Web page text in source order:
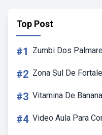
Top Post
#1 Zumbi Dos
#2 Zona Sul De
#3 Vitamina De
#4 Video Aula Para